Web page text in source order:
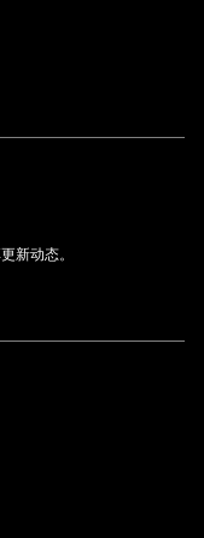
新动态。